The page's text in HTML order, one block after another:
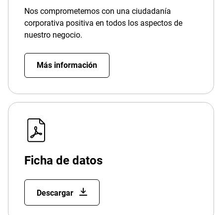
Nos comprometemos con una ciudadanía
corporativa positiva en todos los aspectos de
nuestro negocio.
Más información
Ficha de datos
Descargar